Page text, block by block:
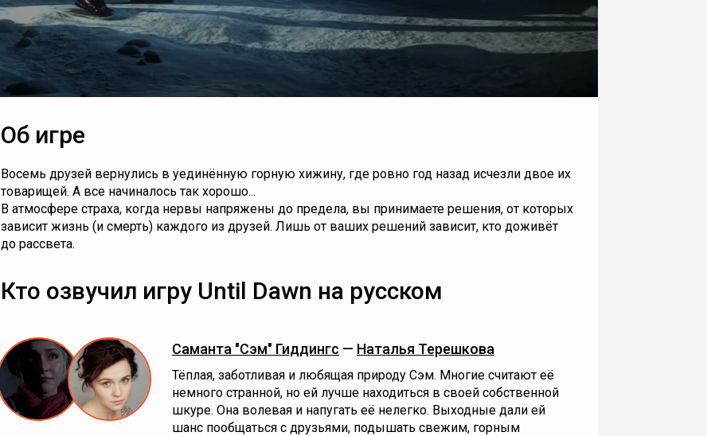
Об игре
Восемь друзей вернулись в уединённую горную хижину, где ровно год назад исчезли двое их
товарищей. А все начиналось так хорошо...
В атмосфере страха, когда нервы напряжены до предела, вы принимаете решения, от которых
зависит жизнь (и смерть) каждого из друзей. Лишь от ваших решений зависит, кто доживёт
до рассвета.
Кто озвучил игру Until Dawn на русском
Саманта "Сэм" Гиддингс — Наталья Терешкова
Тёплая, заботливая и любящая природу Сэм. Многие считают её
немного странной, но ей лучше находиться в своей собственной
шкуре. Она волевая и напугать её нелегко. Выходные дали ей
шанс пообщаться с друзьями, подышать свежим, горным